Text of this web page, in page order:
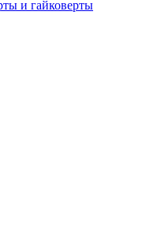
и гайковерты